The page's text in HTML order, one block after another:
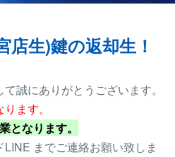
店生)鍵の返却生！
誠にありがとうございます。
ます。
となります。
までご連絡お願い致しま